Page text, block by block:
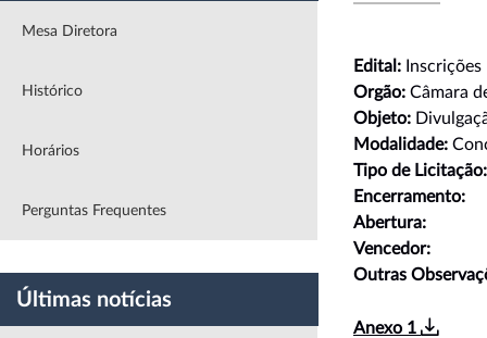
Mesa Diretora
Histórico
Horários
Perguntas Frequentes
Últimas notícias
Edital:
Orgão: Câmara
Objeto:
Modalidade:
Tipo de
Encerramento:
Abertura:
Vencedor:
Outras
Anexo 1